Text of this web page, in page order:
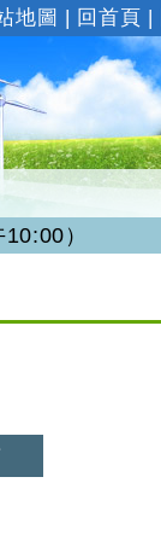
地圖 | 回首頁 |
）